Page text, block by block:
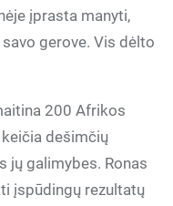
įprasta manyti,
gerove. Vis dėlto
200 Afrikos
dešimčių
jų galimybes. Ronas
įspūdingų rezultatų